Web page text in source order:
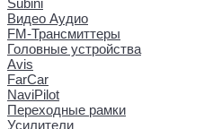
Видео Аудио
FM-Трансмиттеры
Головные устройства
Avis
FarCar
NaviPilot
Переходные рамки
Усилители